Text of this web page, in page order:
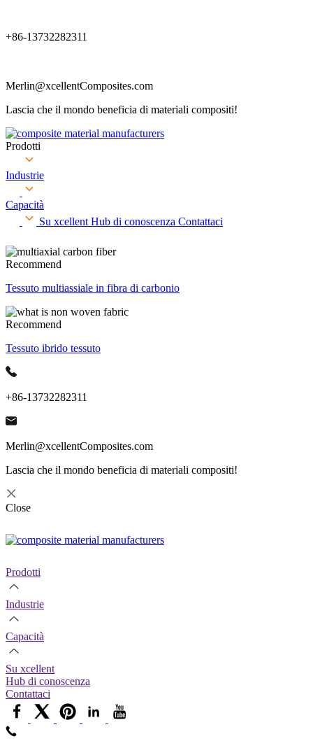
+86-13732282311
Merlin@xcellentComposites.com
Lascia che il mondo beneficia di materiali compositi!
Prodotti
Industrie
Capacità
Su xcellent Hub di conoscenza Contattaci
Recommend
Tessuto multiassiale in fibra di carbonio
Recommend
Tessuto ibrido tessuto
+86-13732282311
Merlin@xcellentComposites.com
Lascia che il mondo beneficia di materiali compositi!
Close
Prodotti
Industrie
Capacità
Su xcellent
Hub di conoscenza
Contattaci